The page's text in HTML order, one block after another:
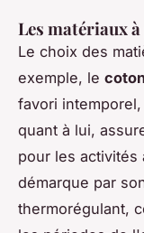
Les matériaux
Le choix des
exemple, le
favori
quant à lui,
pour les activités
démarque par
thermorégulant,